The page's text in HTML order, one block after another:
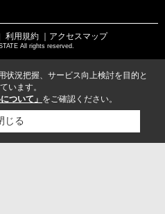
｜ 利用規約 ｜アクセスマップ
All rights reserved.
状況把握、サービス向上検討を目的と
います。
ついて」 をご確認ください。
じる